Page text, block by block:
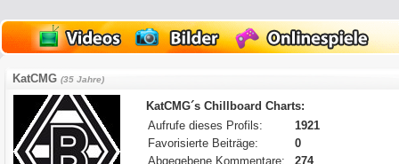
KatCMG(35 Jahre)
KatCMG´s Chillboard Charts:
Aufrufe dieses Profils:
1921
Favorisierte Beiträge:
0
Abgegebene Kommentare:
274